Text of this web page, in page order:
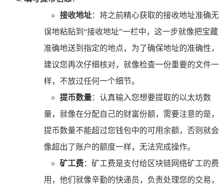
接收地址：将之前精心获取的接收地址准确无
误地粘贴到“接收地址”一栏中，这一步就像把宝藏
准确地送到指定的地点，为了确保地址的准确性，
建议您再次仔细核对，就像检查一份重要的文件一
样，不放过任何一个细节。
提币数量：认真输入您想要提取的以太坊数
量，就像在分配自己的财富份额，需要注意的是，
提币数量不能超过您钱包中的可用余额，否则就会
像超出了账户的额度一样，无法完成操作。
矿工费：矿工费是支付给区块链网络矿工的费
用，他们就像辛勤的快递员，负责处理您的交易，